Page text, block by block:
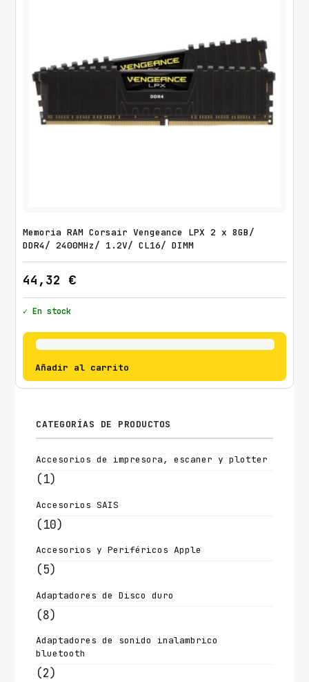
Memoria RAM Corsair Vengeance LPX 2 x 8GB/
DDR4/ 2400MHz/ 1.2V/ CL16/ DIMM
44,32 €
✓ En stock
Añadir al carrito
CATEGORÍAS DE PRODUCTOS
Accesorios de impresora, escaner y plotter
(1)
Accesorios SAIS
(10)
Accesorios y Periféricos Apple
(5)
Adaptadores de Disco duro
(8)
Adaptadores de sonido inalambrico
bluetooth
(2)